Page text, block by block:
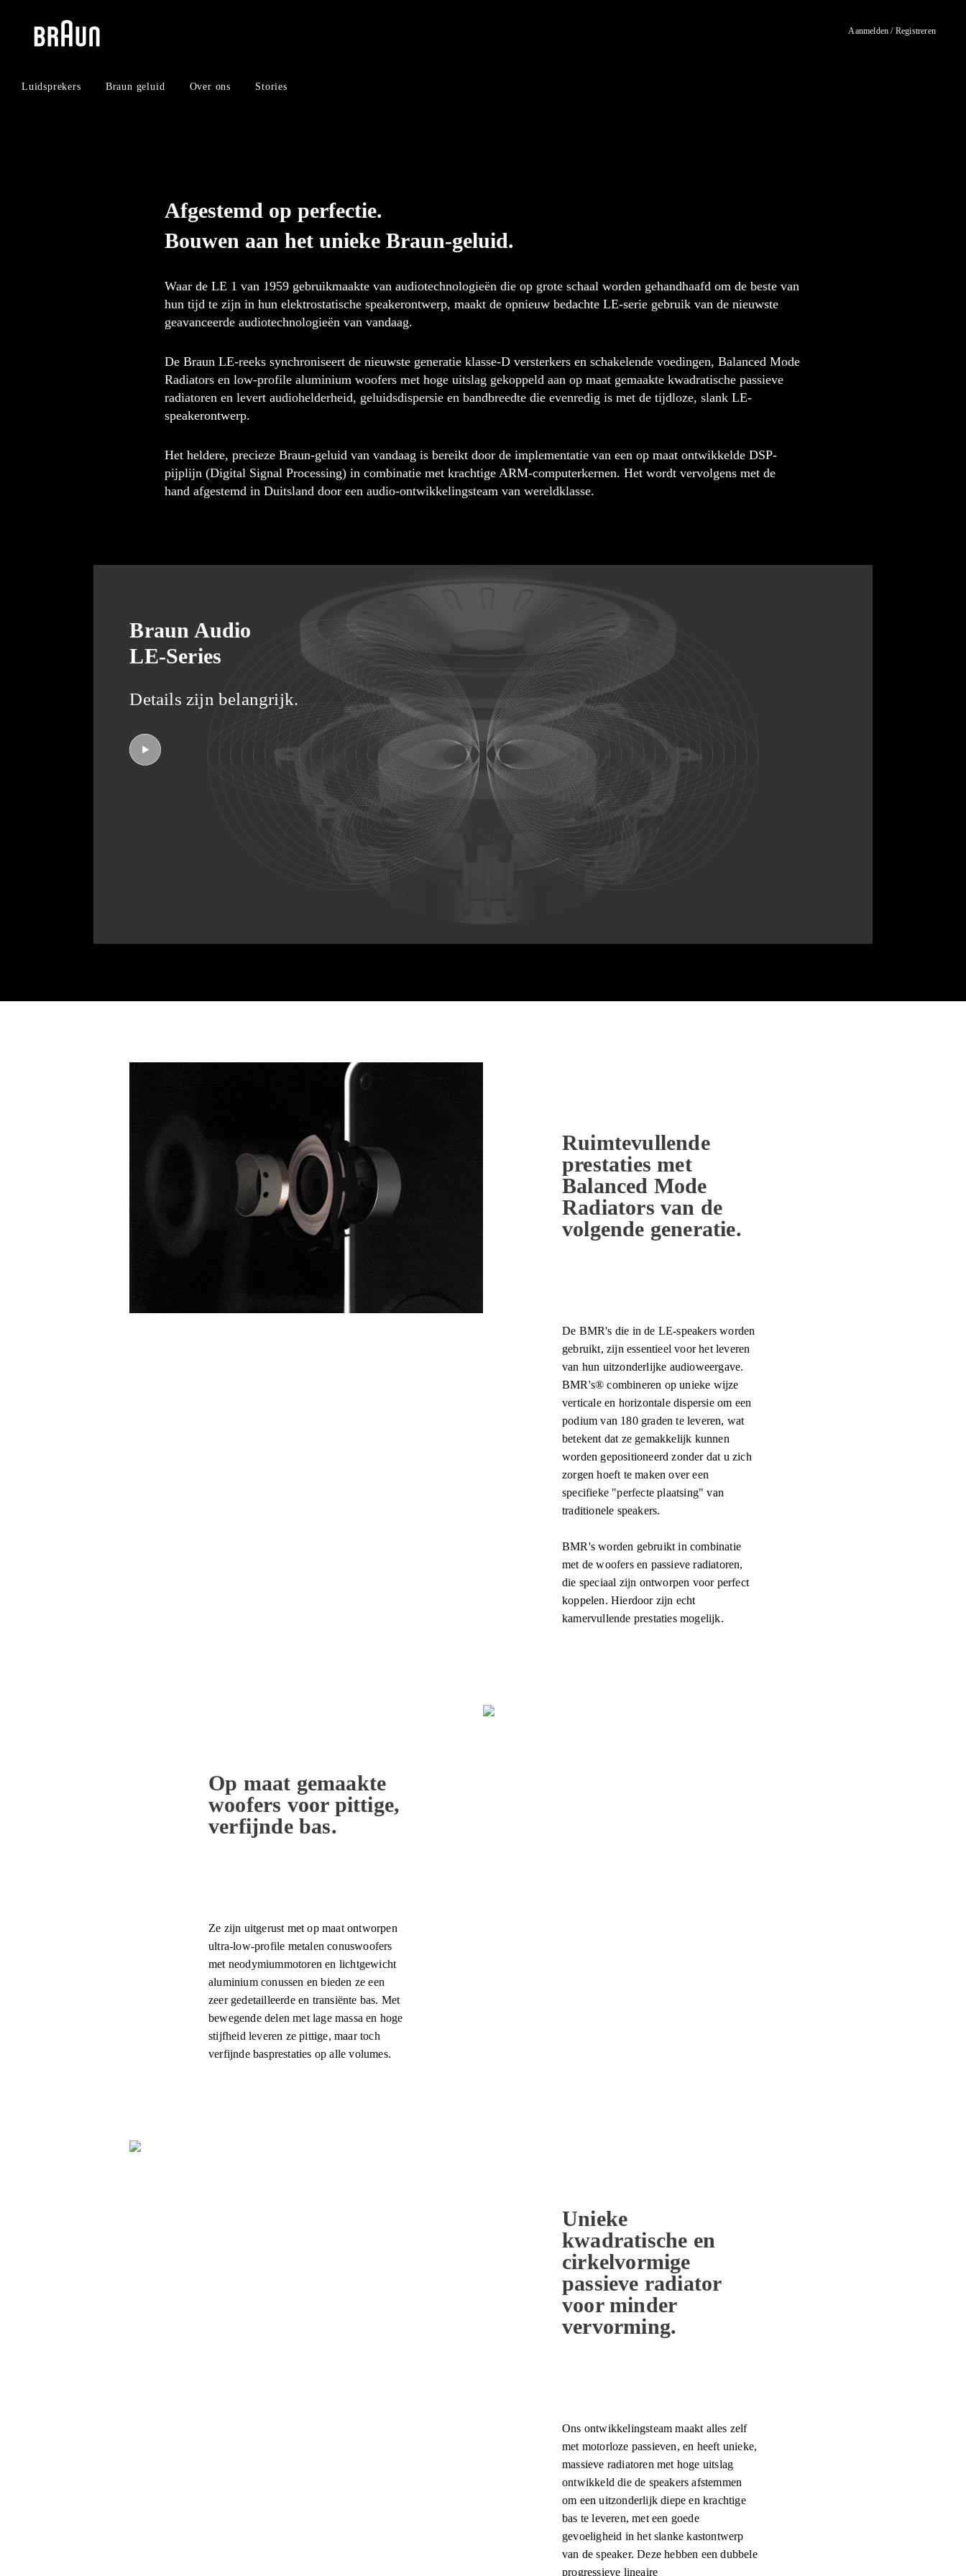
navigation
Aanmelden / Registreren
Luidsprekers Braun geluid Over ons Stories
Afgestemd op perfectie.
Bouwen aan het unieke Braun-geluid.
Waar de LE 1 van 1959 gebruikmaakte van audiotechnologieën die op grote schaal worden gehandhaafd om de beste van
hun tijd te zijn in hun elektrostatische speakerontwerp, maakt de opnieuw bedachte LE-serie gebruik van de nieuwste
geavanceerde audiotechnologieën van vandaag.
De Braun LE-reeks synchroniseert de nieuwste generatie klasse-D versterkers en schakelende voedingen, Balanced Mode
Radiators en low-profile aluminium woofers met hoge uitslag gekoppeld aan op maat gemaakte kwadratische passieve
radiatoren en levert audiohelderheid, geluidsdispersie en bandbreedte die evenredig is met de tijdloze, slank LE-
speakerontwerp.
Het heldere, precieze Braun-geluid van vandaag is bereikt door de implementatie van een op maat ontwikkelde DSP-
pijplijn (Digital Signal Processing) in combinatie met krachtige ARM-computerkernen. Het wordt vervolgens met de
hand afgestemd in Duitsland door een audio-ontwikkelingsteam van wereldklasse.
Braun Audio
LE-Series
Details zijn belangrijk.
Ruimtevullende
prestaties met
Balanced Mode
Radiators van de
volgende generatie.
De BMR's die in de LE-speakers worden
gebruikt, zijn essentieel voor het leveren
van hun uitzonderlijke audioweergave.
BMR's® combineren op unieke wijze
verticale en horizontale dispersie om een
podium van 180 graden te leveren, wat
betekent dat ze gemakkelijk kunnen
worden gepositioneerd zonder dat u zich
zorgen hoeft te maken over een
specifieke "perfecte plaatsing" van
traditionele speakers.
BMR's worden gebruikt in combinatie
met de woofers en passieve radiatoren,
die speciaal zijn ontworpen voor perfect
koppelen. Hierdoor zijn echt
kamervullende prestaties mogelijk.
Op maat gemaakte
woofers voor pittige,
verfijnde bas.
Ze zijn uitgerust met op maat ontworpen
ultra-low-profile metalen conuswoofers
met neodymiummotoren en lichtgewicht
aluminium conussen en bieden ze een
zeer gedetailleerde en transiënte bas. Met
bewegende delen met lage massa en hoge
stijfheid leveren ze pittige, maar toch
verfijnde basprestaties op alle volumes.
Unieke
kwadratische en
cirkelvormige
passieve radiator
voor minder
vervorming.
Ons ontwikkelingsteam maakt alles zelf
met motorloze passieven, en heeft unieke,
massieve radiatoren met hoge uitslag
ontwikkeld die de speakers afstemmen
om een uitzonderlijk diepe en krachtige
bas te leveren, met een goede
gevoeligheid in het slanke kastontwerp
van de speaker. Deze hebben een dubbele
progressieve lineaire